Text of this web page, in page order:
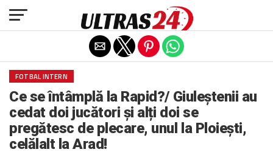
FOTBAL INTERN
Ce se întâmplă la Rapid?/ Giuleștenii au
cedat doi jucători și alți doi se
pregătesc de plecare, unul la Ploiești,
celălalt la Arad!
Exit mobile version